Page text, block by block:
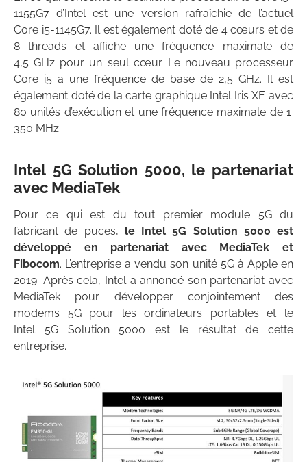
1155G7 d’Intel est une version rafraîchie de l’actuel
Core i5-1145G7. Il est également doté de 4 cœurs et de
8 threads et affiche une fréquence maximale de
4,5 GHz pour un seul cœur. Le nouveau processeur
Core i5 a une fréquence de base de 2,5 GHz. Il est
également doté de la carte graphique Intel Iris XE avec
80 unités d’exécution et une fréquence maximale de 1
350 MHz.
Intel 5G Solution 5000, le partenariat
avec MediaTek
Pour ce qui est du tout premier module 5G du
fabricant de puces, le Intel 5G Solution 5000 est
développé en partenariat avec MediaTek et
Fibocom. L’entreprise a vendu son unité 5G à Apple en
2019. Après cela, Intel a annoncé son partenariat avec
MediaTek pour développer conjointement des
modems 5G pour les ordinateurs portables et le
Intel 5G Solution 5000 est le résultat de cette
entreprise.